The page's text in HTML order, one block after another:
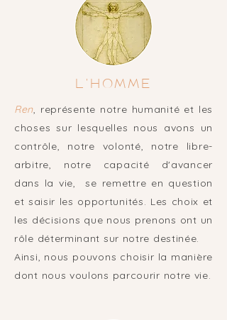
L'HOMME
Ren, représente notre humanité et les
choses sur lesquelles nous avons un
contrôle, notre volonté, notre libre-
arbitre, notre capacité d'avancer
dans la vie, se remettre en question
et saisir les opportunités. Les choix et
les décisions que nous prenons ont un
rôle déterminant sur notre destinée.
Ainsi, nous pouvons choisir la manière
dont nous voulons parcourir notre vie.